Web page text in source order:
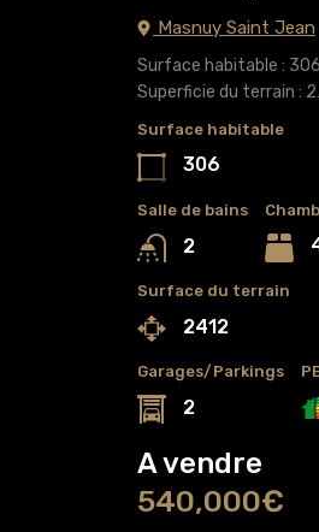
Masnuy Saint Jean
Surface habitable :
Superficie du terrain :
Surface habitable
306
Salle de bains
2
Surface du terrain
2412
Garages/Parkings
2
A vendre
540,000€